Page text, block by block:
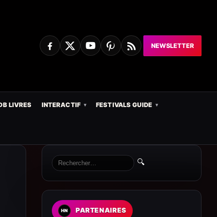
NEWSLETTER
LIVRES INTERACTIF FESTIVALS GUIDE
🔍
PARTENAIRES